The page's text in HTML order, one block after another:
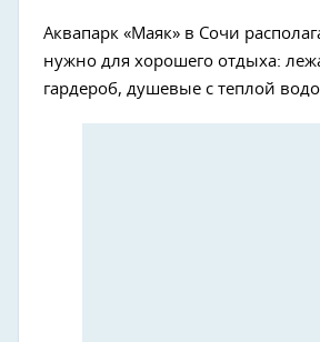
Аквапарк «Маяк» в Сочи
нужно для хорошего отдыха:
гардероб, душевые с теплой